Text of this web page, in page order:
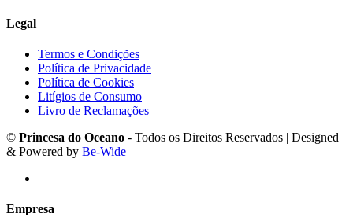
Legal
Termos e Condições
Política de Privacidade
Política de Cookies
Litígios de Consumo
Livro de Reclamações
© Princesa do Oceano - Todos os Direitos Reservados | Designed
& Powered by Be-Wide
Empresa